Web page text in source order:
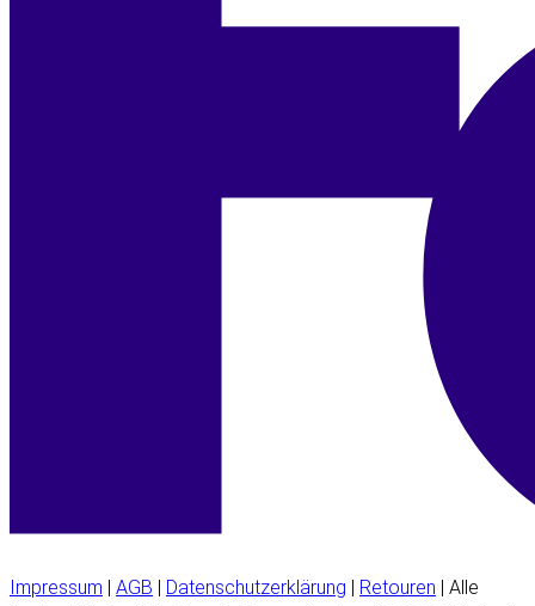
Impressum AGB Datenschutzerklärung Retouren | Alle